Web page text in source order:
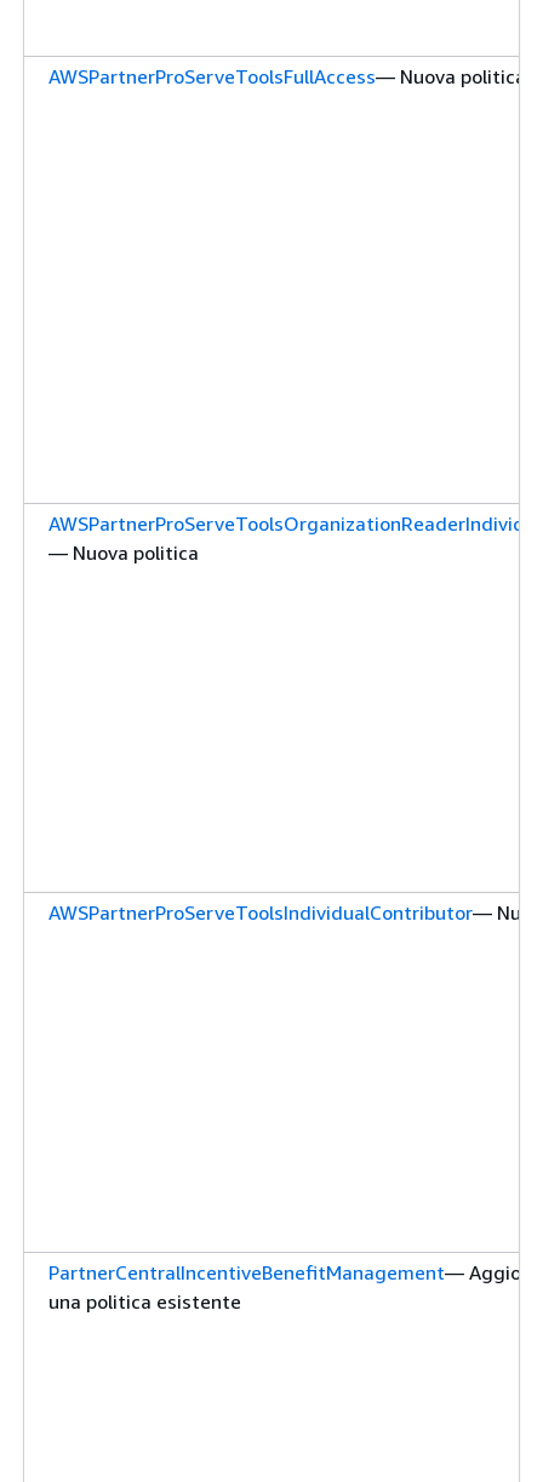
AWSPartnerProServeToolsFullAccess— Nuova politica
— Nuova politica
AWSPartnerProServeToolsIndividualContributor—
PartnerCentralIncentiveBenefitManagement—
una politica esistente